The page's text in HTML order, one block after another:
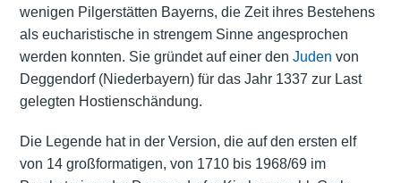
wenigen Pilgerstätten Bayerns, die Zeit ihres Bestehens
als eucharistische in strengem Sinne angesprochen
werden konnten. Sie gründet auf einer den Juden von
Deggendorf (Niederbayern) für das Jahr 1337 zur Last
gelegten Hostienschändung.
Die Legende hat in der Version, die auf den ersten elf
von 14 großformatigen, von 1710 bis 1968/69 im